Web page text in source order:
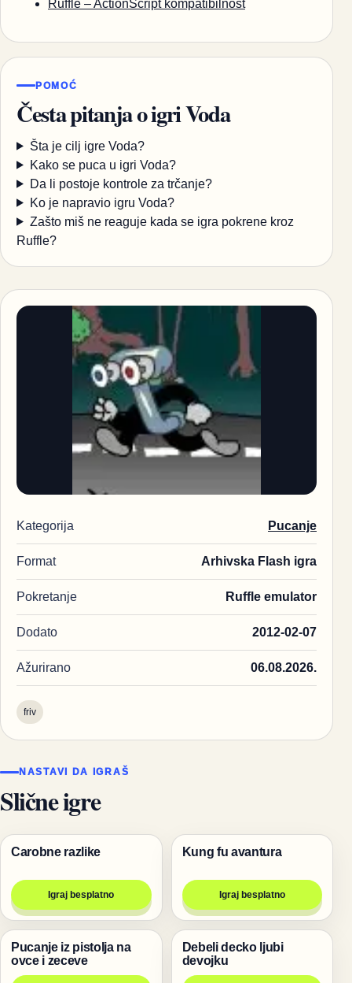
Ruffle – ActionScript kompatibilnost
POMOĆ
Česta pitanja o igri Voda
Šta je cilj igre Voda?
Kako se puca u igri Voda?
Da li postoje kontrole za trčanje?
Ko je napravio igru Voda?
Zašto miš ne reaguje kada se igra pokrene kroz
Ruffle?
Kategorija Pucanje
Format Arhivska Flash igra
Pokretanje Ruffle emulator
Dodato 2012-02-07
Ažurirano 06.08.2026.
friv
NASTAVI DA IGRAŠ
Slične igre
Igre
Carobne razlike
Igraj besplatno
Igre
Kung fu avantura
Igraj besplatno
Pucanje
Pucanje iz pistolja na
ovce i zeceve
Igre
Debeli decko ljubi
devojku